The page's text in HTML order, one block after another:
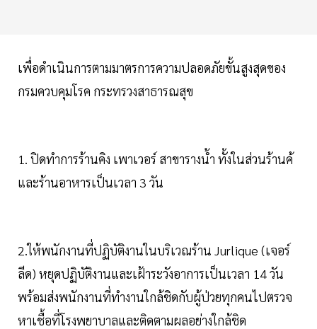
เพื่อดำเนินการตามมาตรการความปลอดภัยขั้นสูงสุดของ
กรมควบคุมโรค กระทรวงสาธารณสุข
1. ปิดทำการร้านคิง เพาเวอร์ สาขารางน้ำ ทั้งในส่วนร้านค้
และร้านอาหารเป็นเวลา 3 วัน
2.ให้พนักงานที่ปฏิบัติงานในบริเวณร้าน Jurlique (เจอร์
ลีด) หยุดปฏิบัติงานและเฝ้าระวังอาการเป็นเวลา 14 วัน
พร้อมส่งพนักงานที่ทำงานใกล้ชิดกับผู้ป่วยทุกคนไปตรวจ
หาเชื้อที่โรงพยาบาลและติดตามผลอย่างใกล้ชิด